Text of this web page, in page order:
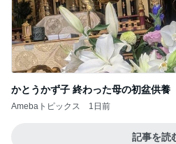
かとうかず子 終わった母の初盆供養
Amebaトピックス 1日前
記事を読む